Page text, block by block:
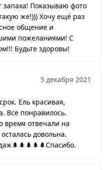
запаха! Показываю фото
же!))) Хочу ещё раз
общение и
пожеланиями! С
Будьте здоровы!
5 декабря 2021
Ель красивая,
Все понравилось.
отвечали на
довольна.